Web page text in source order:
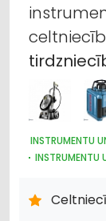
INSTRUMENTU
INSTRUMENTU
DĀRZA
IEKRAUŠANAS